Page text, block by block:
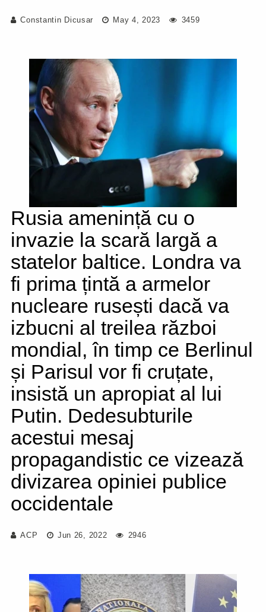
Constantin Dicusar May 4, 2023 3459
Rusia amenință cu o
invazie la scară largă a
statelor baltice. Londra va
fi prima țintă a armelor
nucleare rusești dacă va
izbucni al treilea război
mondial, în timp ce Berlinul
și Parisul vor fi cruțate,
insistă un apropiat al lui
Putin. Dedesubturile
acestui mesaj
propagandistic ce vizează
divizarea opiniei publice
occidentale
ACP Jun 26, 2022 2946